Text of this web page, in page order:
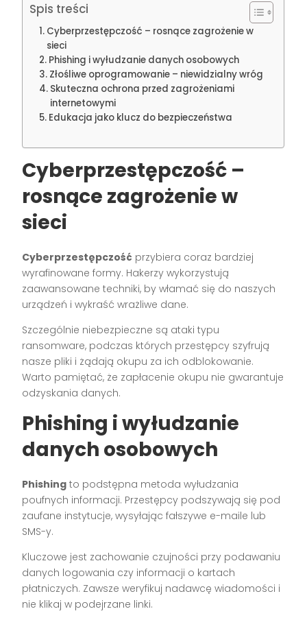
Spis treści
Cyberprzestępczość – rosnące zagrożenie w
sieci
Phishing i wyłudzanie danych osobowych
Złośliwe oprogramowanie – niewidzialny wróg
Skuteczna ochrona przed zagrożeniami
internetowymi
Edukacja jako klucz do bezpieczeństwa
Cyberprzestępczość –
rosnące zagrożenie w
sieci
Cyberprzestępczość przybiera coraz bardziej
wyrafinowane formy. Hakerzy wykorzystują
zaawansowane techniki, by włamać się do naszych
urządzeń i wykraść wrażliwe dane.
Szczególnie niebezpieczne są ataki typu
ransomware, podczas których przestępcy szyfrują
nasze pliki i żądają okupu za ich odblokowanie.
Warto pamiętać, że zapłacenie okupu nie gwarantuje
odzyskania danych.
Phishing i wyłudzanie
danych osobowych
Phishing to podstępna metoda wyłudzania
poufnych informacji. Przestępcy podszywają się pod
zaufane instytucje, wysyłając fałszywe e-maile lub
SMS-y.
Kluczowe jest zachowanie czujności przy podawaniu
danych logowania czy informacji o kartach
płatniczych. Zawsze weryfikuj nadawcę wiadomości i
nie klikaj w podejrzane linki.